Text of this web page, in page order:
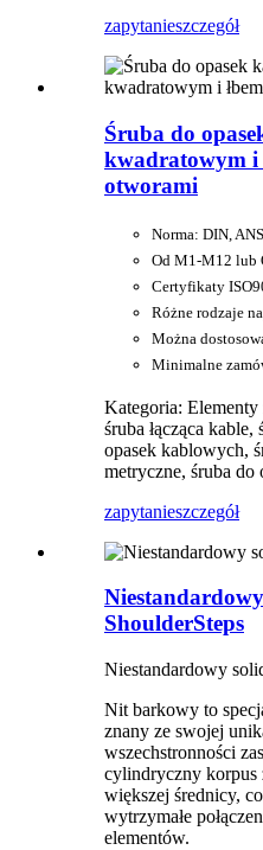
zapytanieszczegół
Śruba do
kwadratowym i
otworami
Norma: DIN,
Od M1-M12 lub
Certyfikaty
Różne rodzaje
Można
Minimalne
Kategoria: Elementy
śruba łącząca
opasek kablowych,
metryczne, śruba do
zapytanieszczegół
ShoulderSteps
Niestandardowy
Nit barkowy to
znany ze swojej
wszechstronności
cylindryczny korpus
większej średnicy,
wytrzymałe
elementów.